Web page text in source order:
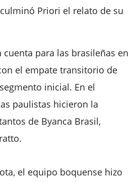
Priori el relato de su
cuenta para las brasileñas en
el empate transitorio de
inicial. En el
paulistas hicieron la
de Byanca Brasil,
el equipo boquense hizo